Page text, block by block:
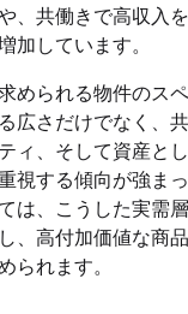
、共働きで高収入
加しています。
められる物件のス
広さだけでなく、
ィ、そして資産と
視する傾向が強ま
は、こうした実需
、高付加価値な商
られます。